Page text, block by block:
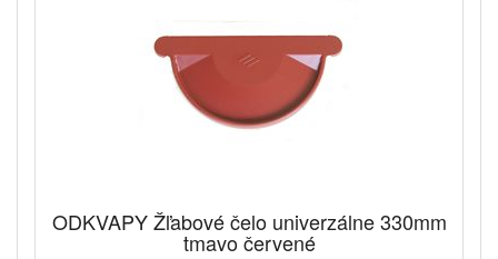
ODKVAPY Žľabové čelo univerzálne 330mm
tmavo červené